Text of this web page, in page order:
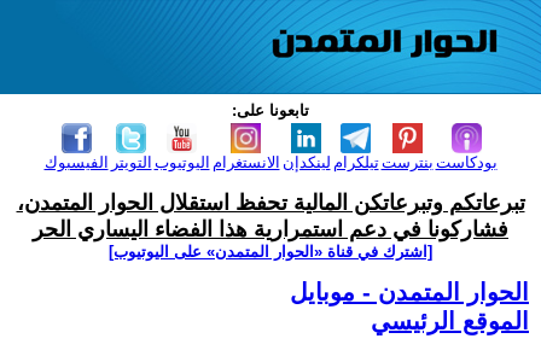
تابعونا على:
الفيسبوك التويتر اليوتيوب الانستغرام لينكدإن تيلكرامبنترست بودكاست
تبرعاتكم وتبرعاتكن المالية تحفظ استقلال الحوار المتمدن،
فشاركونا في دعم استمرارية هذا الفضاء اليساري الحر
[اشترك في قناة ‫«الحوار المتمدن» على اليوتيوب]
الحوار المتمدن - موبايل
الموقع الرئيسي